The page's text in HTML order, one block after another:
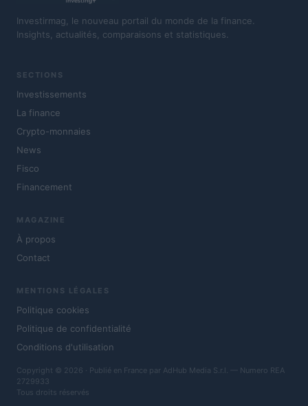
Investirmag, le nouveau portail du monde de la finance.
Insights, actualités, comparaisons et statistiques.
SECTIONS
Investissements
La finance
Crypto-monnaies
News
Fisco
Financement
MAGAZINE
À propos
Contact
MENTIONS LÉGALES
Politique cookies
Politique de confidentialité
Conditions d'utilisation
Copyright © 2026 · Publié en France par AdHub Media S.r.l. — Numero REA
2729933
Tous droits réservés